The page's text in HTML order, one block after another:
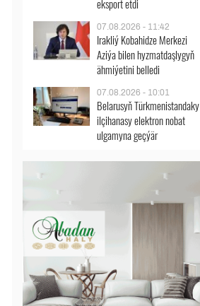
eksport etdi
07.08.2026 - 11:42
Irakliý Kobahidze Merkezi
Aziýa bilen hyzmatdaşlygyň
ähmiýetini belledi
07.08.2026 - 10:01
Belarusyň Türkmenistandaky
ilçihanasy elektron nobat
ulgamyna geçýär